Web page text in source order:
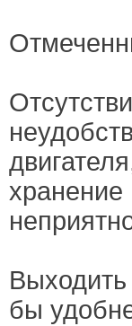
хранение
бы